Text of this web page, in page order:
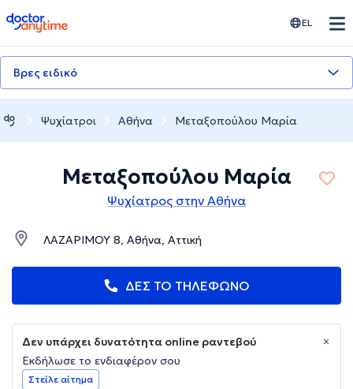
doctoranytime EL
Βρες ειδικό
Ψυχίατροι Αθήνα Μεταξοπούλου Μαρία
Μεταξοπούλου Μαρία
Ψυχίατρος στην Αθήνα
ΛΑΖΑΡΙΜΟΥ 8, Αθήνα, Αττική
ΔΕΣ ΤΟ ΤΗΛΕΦΩΝΟ
Δεν υπάρχει δυνατότητα online ραντεβού
Εκδήλωσε το ενδιαφέρον σου
Στείλε αίτημα